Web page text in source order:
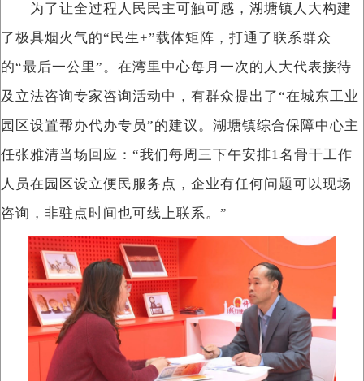
为了让全过程人民民主可触可感，湖塘镇人大构建
了极具烟火气的“民生+”载体矩阵，打通了联系群众
的“最后一公里”。在湾里中心每月一次的人大代表接待
及立法咨询专家咨询活动中，有群众提出了“在城东工业
园区设置帮办代办专员”的建议。湖塘镇综合保障中心主
任张雅清当场回应：“我们每周三下午安排1名骨干工作
人员在园区设立便民服务点，企业有任何问题可以现场
咨询，非驻点时间也可线上联系。”